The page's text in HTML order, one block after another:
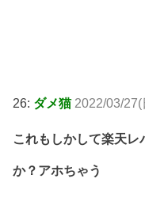
26: ダメ猫 2022/03/
これもしかして楽天
か？アホちゃう